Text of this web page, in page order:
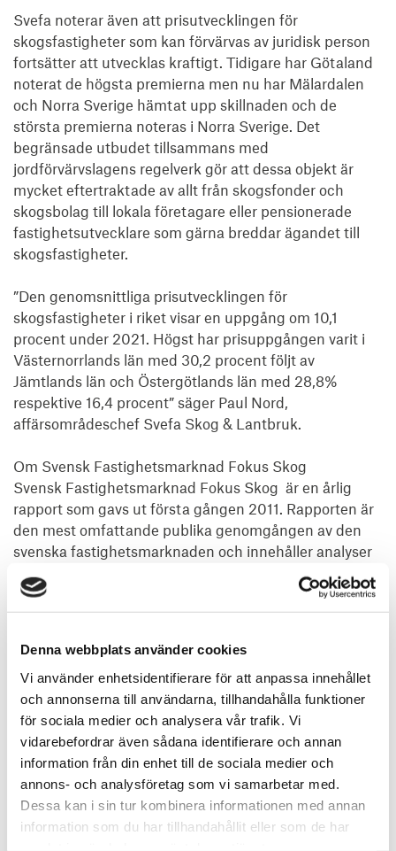
Denna webbplats använder cookies
Vi använder enhetsidentifierare för att anpassa innehållet
och annonserna till användarna, tillhandahålla funktioner
för sociala medier och analysera vår trafik. Vi
vidarebefordrar även sådana identifierare och annan
information från din enhet till de sociala medier och
annons- och analysföretag som vi samarbetar med.
Dessa kan i sin tur kombinera informationen med annan
information som du har tillhandahållit eller som de har
Svefa noterar även att prisutvecklingen för
skogsfastigheter som kan förvärvas av juridisk person
fortsätter att utvecklas kraftigt. Tidigare har Götaland
noterat de högsta premierna men nu har Mälardalen
och Norra Sverige hämtat upp skillnaden och de
största premierna noteras i Norra Sverige. Det
begränsade utbudet tillsammans med
jordförvärvslagens regelverk gör att dessa objekt är
mycket eftertraktade av allt från skogsfonder och
skogsbolag till lokala företagare eller pensionerade
fastighetsutvecklare som gärna breddar ägandet till
skogsfastigheter.
”Den genomsnittliga prisutvecklingen för
skogsfastigheter i riket visar en uppgång om 10,1
procent under 2021. Högst har prisuppgången varit i
Västernorrlands län med 30,2 procent följt av
Jämtlands län och Östergötlands län med 28,8%
respektive 16,4 procent” säger Paul Nord,
affärsområdeschef Svefa Skog & Lantbruk.
Om Svensk Fastighetsmarknad Fokus Skog
Svensk Fastighetsmarknad Fokus Skog  är en årlig
rapport som gavs ut första gången 2011. Rapporten är
den mest omfattande publika genomgången av den
svenska fastighetsmarknaden och innehåller analyser
för samtliga län i Sverige och beskriver bedömda
värden avseende den skogliga fastighetsmarknaden.